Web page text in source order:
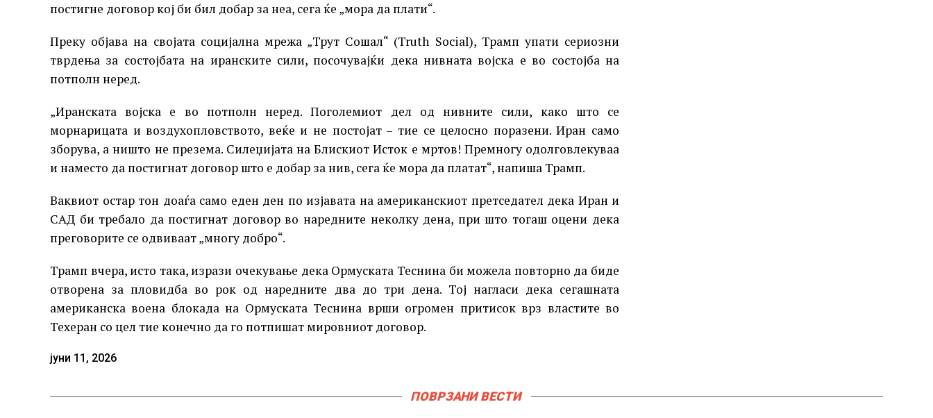
постигне договор кој би бил добар за неа, сега ќе „мора да плати“.
Преку објава на својата социјална мрежа „Трут Сошал“ (Truth Social), Трамп упати сериозни
тврдења за состојбата на иранските сили, посочувајќи дека нивната војска е во состојба на
потполн неред.
„Иранската војска е во потполн неред. Поголемиот дел од нивните сили, како што се
морнарицата и воздухопловството, веќе и не постојат – тие се целосно поразени. Иран само
зборува, а ништо не презема. Силеџијата на Блискиот Исток е мртов! Премногу одолговлекуваа
и наместо да постигнат договор што е добар за нив, сега ќе мора да платат“, напиша Трамп.
Ваквиот остар тон доаѓа само еден ден по изјавата на американскиот претседател дека Иран и
САД би требало да постигнат договор во наредните неколку дена, при што тогаш оцени дека
преговорите се одвиваат „многу добро“.
Трамп вчера, исто така, изрази очекување дека Ормуската Теснина би можела повторно да биде
отворена за пловидба во рок од наредните два до три дена. Тој нагласи дека сегашната
американска воена блокада на Ормуската Теснина врши огромен притисок врз властите во
Техеран со цел тие конечно да го потпишат мировниот договор.
јуни 11, 2026
ПОВРЗАНИ ВЕСТИ